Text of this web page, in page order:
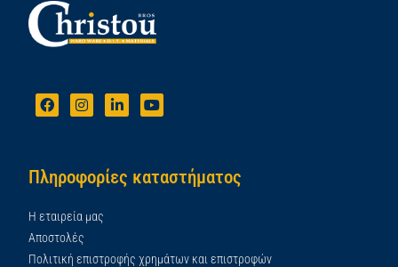
Πληροφορίες καταστήματος
Η εταιρεία μας
Αποστολές
Πολιτική επιστροφής χρημάτων και επιστροφών